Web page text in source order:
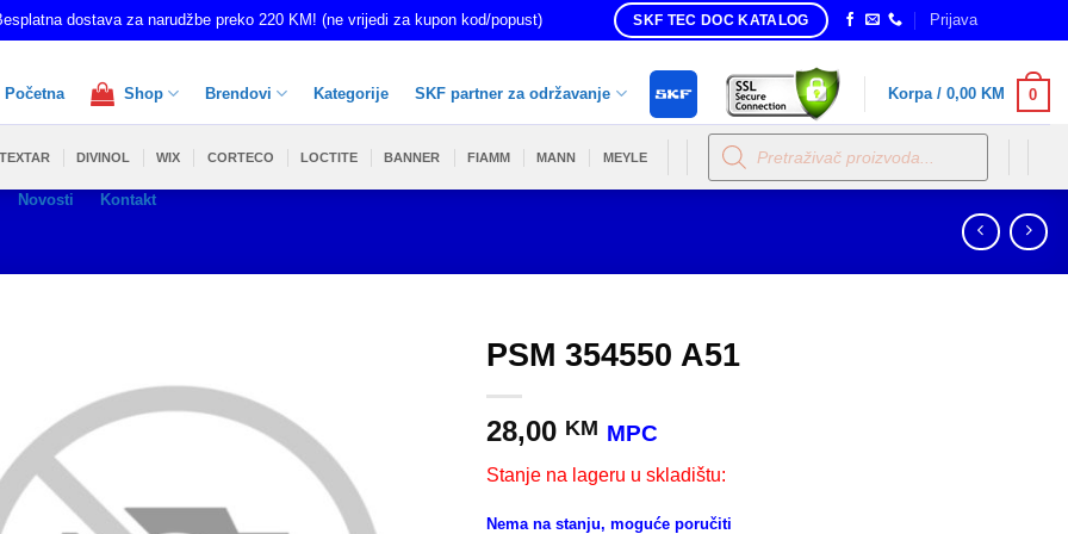
dostava za narudžbe preko 220 KM! (ne vrijedi za kupon kod/popust) SKF TEC DOC KATALOG Prijava
Početna Shop Brendovi Kategorije SKF partner za održavanje
Novosti Kontakt
Korpa / 0,00 KM 0
TEXTAR DIVINOL WIX CORTECO LOCTITE BANNER FIAMM MANN MEYLE
Products
search
PSM 354550 A51
28,00 KM MPC
Stanje na lageru u skladištu:
Nema na stanju, moguće poručiti